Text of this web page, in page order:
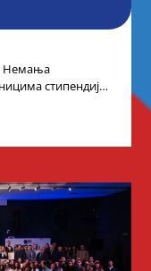
Немања
стипендије